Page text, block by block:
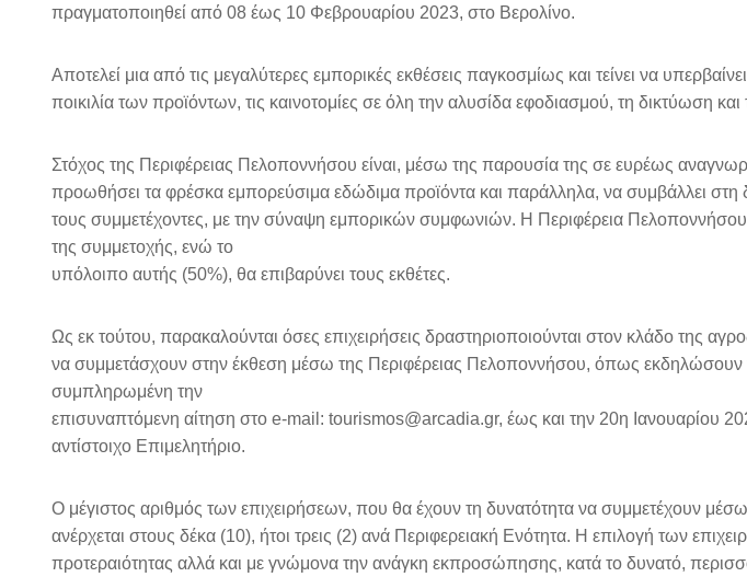
πραγματοποιηθεί από 08 έως 10 Φεβρουαρίου 2023, στο Βερολίνο.
Αποτελεί μια από τις μεγαλύτερες εμπορικές εκθέσεις παγκοσμίως και τείνει να
ποικιλία των προϊόντων, τις καινοτομίες σε όλη την αλυσίδα εφοδιασμού, τη δικτύωση και
Στόχος της Περιφέρειας Πελοποννήσου είναι, μέσω της παρουσία της σε ευρέως
προωθήσει τα φρέσκα εμπορεύσιμα εδώδιμα προϊόντα και παράλληλα, να συμβάλλει στη
τους συμμετέχοντες, με την σύναψη εμπορικών συμφωνιών. Η Περιφέρεια
της συμμετοχής, ενώ το
υπόλοιπο αυτής (50%), θα επιβαρύνει τους εκθέτες.
Ως εκ τούτου, παρακαλούνται όσες επιχειρήσεις δραστηριοποιούνται στον κλάδο της
να συμμετάσχουν στην έκθεση μέσω της Περιφέρειας Πελοποννήσου, όπως εκδηλώσουν
συμπληρωμένη την
επισυναπτόμενη αίτηση στο e-mail: tourismos@arcadia.gr, έως και την 20η Ιανουαρίου
αντίστοιχο Επιμελητήριο.
Ο μέγιστος αριθμός των επιχειρήσεων, που θα έχουν τη δυνατότητα να συμμετέχουν
ανέρχεται στους δέκα (10), ήτοι τρεις (2) ανά Περιφερειακή Ενότητα. Η επιλογή των
προτεραιότητας αλλά και με γνώμονα την ανάγκη εκπροσώπησης, κατά το δυνατό,